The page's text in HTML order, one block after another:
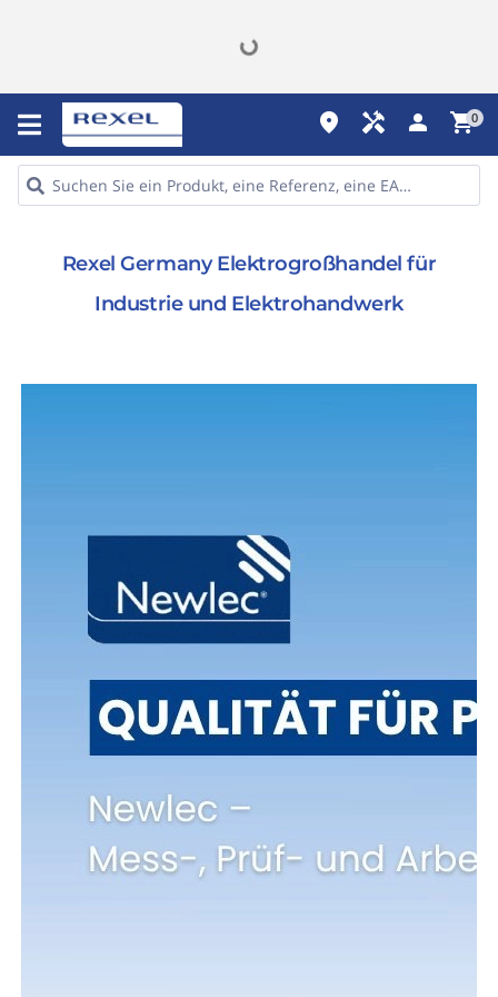
place handyman person shopping_cart0
Rexel Germany Elektrogroßhandel für
Industrie und Elektrohandwerk